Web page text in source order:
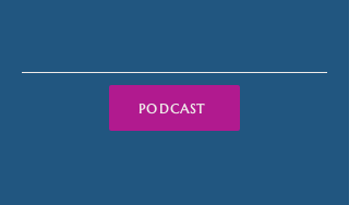
PODCAST